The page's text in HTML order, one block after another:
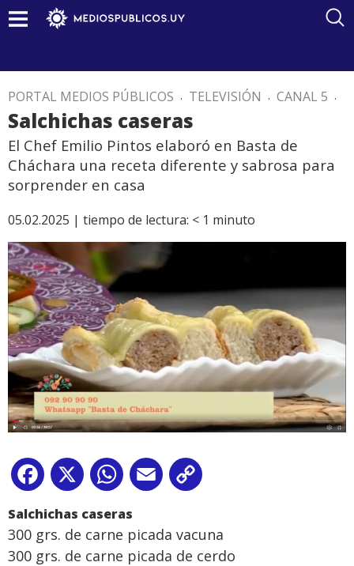
PORTAL MEDIOS PÚBLICOS . TELEVISIÓN . CANAL 5 .
Salchichas caseras
El Chef Emilio Pintos elaboró en Basta de
Cháchara una receta diferente y sabrosa para
sorprender en casa
05.02.2025 | tiempo de lectura: < 1 minuto
Facebook
X WhatsApp
Email
Salchichas caseras
300 grs. de carne picada vacuna
300 grs. de carne picada de cerdo